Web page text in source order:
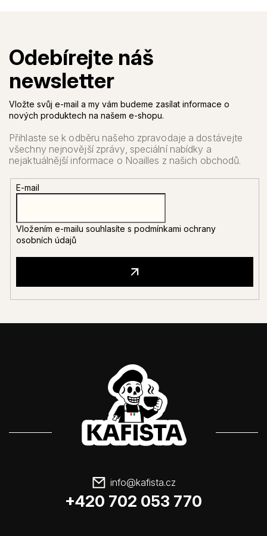
Vložte svůj e-mail a my vám budeme zasílat informace o
nových produktech na našem e-shopu.
E-mail
Vložením e-mailu souhlasíte s podmínkami ochrany
osobních údajů
info@kafista.cz
+420 702 053 770